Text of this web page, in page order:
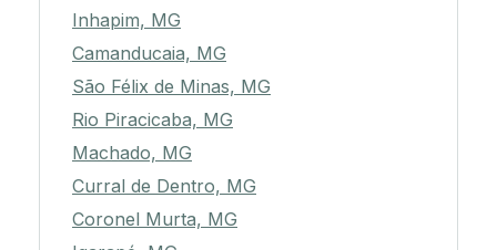
Inhapim, MG
Camanducaia, MG
São Félix de Minas, MG
Rio Piracicaba, MG
Machado, MG
Curral de Dentro, MG
Coronel Murta, MG